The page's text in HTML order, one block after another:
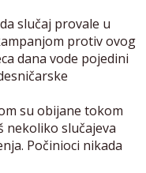
slučaj provale u
protiv ovog
dana vode pojedini
su obijane tokom
nekoliko slučajeva
Počinioci nikada